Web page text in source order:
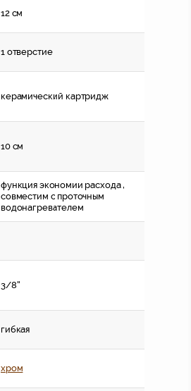
12 см
1 отверстие
керамический картридж
10 см
функция экономии расхода ,
совместим с проточным
водонагревателем
3/8''
гибкая
хром